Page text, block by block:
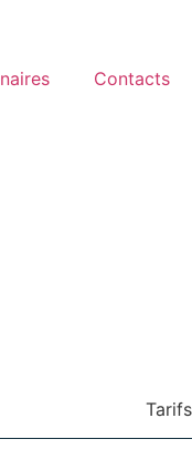
Contacts
Tarifs